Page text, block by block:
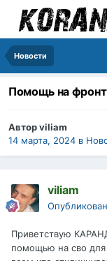
Новости
Помощь на фронт
Авторviliam
14 марта, 2024 в
viliam
Приветствую
помощью на сво